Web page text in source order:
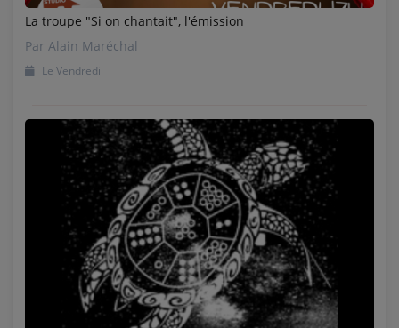
La troupe "Si on chantait", l'émission
Par Alain Maréchal
Le Vendredi